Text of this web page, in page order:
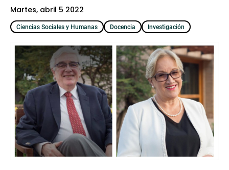
martes, abril 5 2022
Ciencias Sociales y Humanas Docencia Investigación